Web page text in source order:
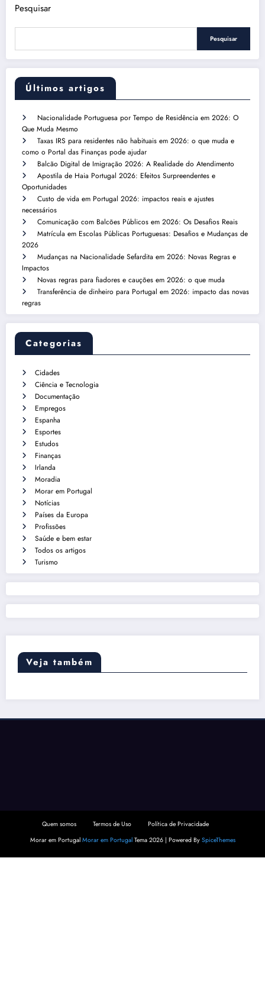
Pesquisar
Pesquisar
Últimos artigos
Nacionalidade Portuguesa por Tempo de Residência em 2026: O
Que Muda Mesmo
Taxas IRS para residentes não habituais em 2026: o que muda e
como o Portal das Finanças pode ajudar
Balcão Digital de Imigração 2026: A Realidade do Atendimento
Apostila de Haia Portugal 2026: Efeitos Surpreendentes e
Oportunidades
Custo de vida em Portugal 2026: impactos reais e ajustes
necessários
Comunicação com Balcões Públicos em 2026: Os Desafios Reais
Matrícula em Escolas Públicas Portuguesas: Desafios e Mudanças de
2026
Mudanças na Nacionalidade Sefardita em 2026: Novas Regras e
Impactos
Novas regras para fiadores e cauções em 2026: o que muda
Transferência de dinheiro para Portugal em 2026: impacto das novas
regras
Categorias
Cidades
Ciência e Tecnologia
Documentação
Empregos
Espanha
Esportes
Estudos
Finanças
Irlanda
Moradia
Morar em Portugal
Notícias
Países da Europa
Profissões
Saúde e bem estar
Todos os artigos
Turismo
Veja também
Quem somos Termos de Uso
Política de Privacidade
Morar em Portugal Morar em PortugalTema 2026 | Powered By SpiceThemes